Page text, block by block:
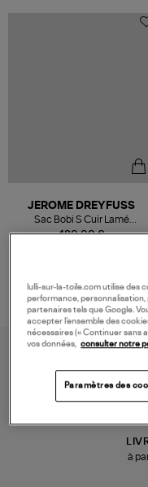
480,00 €
JEROME DREYFUSS
Sac Bobi S Cuir Lamé
Champagne
à
lulli-sur-la-toile.com utilise des
performance,
partenaires tels que Google.
accepter l’ensemble des
nécessaires (« Continuer sans
vos données, consulter notre
Paramètres des